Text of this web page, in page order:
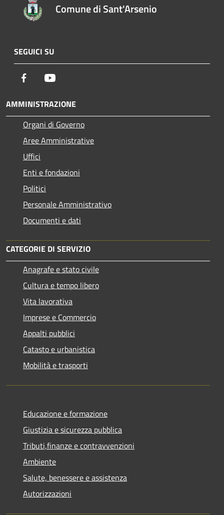
Comune di Sant'Arsenio
SEGUICI SU
Facebook
AMMINISTRAZIONE
Organi di Governo
Aree Amministrative
Uffici
Enti e fondazioni
Politici
Personale Amministrativo
Documenti e dati
CATEGORIE DI SERVIZIO
Anagrafe e stato civile
Cultura e tempo libero
Vita lavorativa
Imprese e Commercio
Appalti pubblici
Catasto e urbanistica
Mobilità e trasporti
Educazione e formazione
Giustizia e sicurezza pubblica
Tributi,finanze e contravvenzioni
Ambiente
Salute, benessere e assistenza
Autorizzazioni